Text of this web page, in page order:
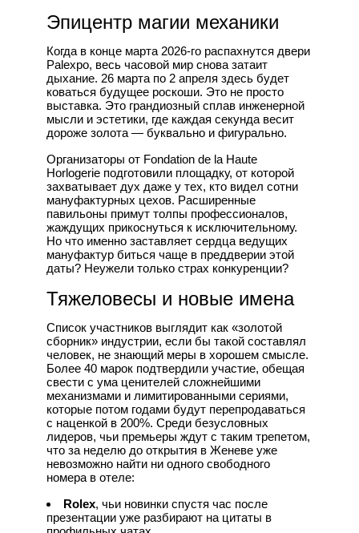
Эпицентр магии механики
Когда в конце марта 2026-го распахнутся двери
Palexpo, весь часовой мир снова затаит
дыхание. 26 марта по 2 апреля здесь будет
коваться будущее роскоши. Это не просто
выставка. Это грандиозный сплав инженерной
мысли и эстетики, где каждая секунда весит
дороже золота — буквально и фигурально.
Организаторы от Fondation de la Haute
Horlogerie подготовили площадку, от которой
захватывает дух даже у тех, кто видел сотни
мануфактурных цехов. Расширенные
павильоны примут толпы профессионалов,
жаждущих прикоснуться к исключительному.
Но что именно заставляет сердца ведущих
мануфактур биться чаще в преддверии этой
даты? Неужели только страх конкуренции?
Тяжеловесы и новые имена
Список участников выглядит как «золотой
сборник» индустрии, если бы такой составлял
человек, не знающий меры в хорошем смысле.
Более 40 марок подтвердили участие, обещая
свести с ума ценителей сложнейшими
механизмами и лимитированными сериями,
которые потом годами будут перепродаваться
с наценкой в 200%. Среди безусловных
лидеров, чьи премьеры ждут с таким трепетом,
что за неделю до открытия в Женеве уже
невозможно найти ни одного свободного
номера в отеле:
Rolex, чьи новинки спустя час после
презентации уже разбирают на цитаты в